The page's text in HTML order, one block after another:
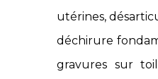
utérines,
déchirure
gravures sur